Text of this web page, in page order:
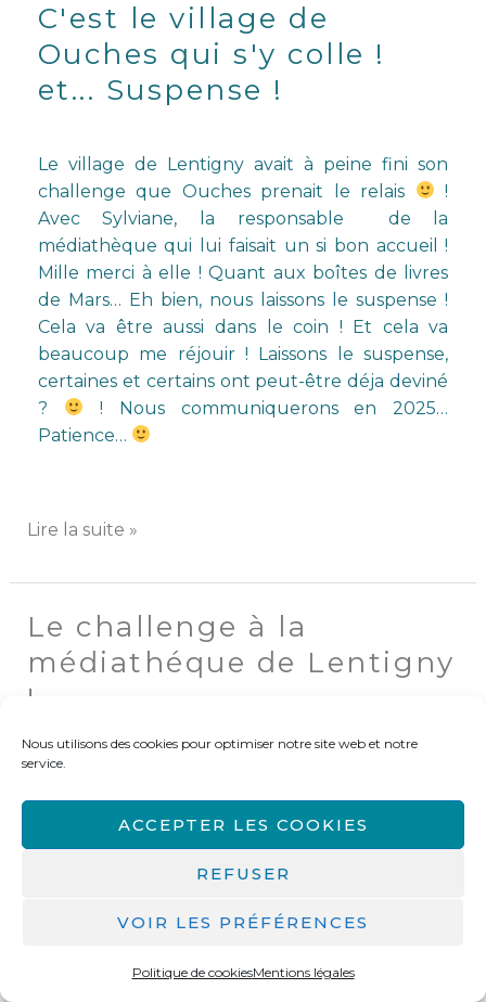
Nous utilisons des cookies pour optimiser notre site web et notre
service.
ACCEPTER LES COOKIES
REFUSER
VOIR LES PRÉFÉRENCES
Politique de cookiesMentions légales
C'est le village de
Ouches qui s'y colle !
et... Suspense !
Le village de Lentigny avait à peine fini son
challenge que Ouches prenait le relais
!
Avec Sylviane, la responsable de la
médiathèque qui lui faisait un si bon accueil !
Mille merci à elle ! Quant aux boîtes de livres
de Mars… Eh bien, nous laissons le suspense !
Cela va être aussi dans le coin ! Et cela va
beaucoup me réjouir ! Laissons le suspense,
certaines et certains ont peut-être déja deviné
?
! Nous communiquerons en 2025…
Patience…
Lire la suite »
Le challenge à la
médiathéque de Lentigny
!
Laisser un commentaire /challenge de lecture
court roman GRANDS CARACTÈRES
Grands Caractères/Isabelle
Le
challenge
à
de